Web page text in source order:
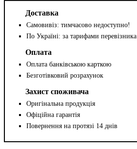
Доставка
Самовивіз: тимчасово недоступно!
По Україні: за тарифами перевізника
Оплата
Оплата банківською карткою
Безготівковий розрахунок
Захист споживача
Оригінальна продукція
Офіційна гарантія
Повернення на протязі 14 днів